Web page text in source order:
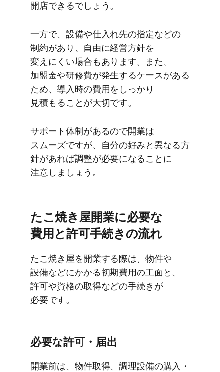
開店できるでしょう。
一方で、​設備や​仕入れ先の​指定などの​
制約が​あり、​自由に​経営方​針を​
変えにくい場合も​あります。​また、​
加盟金や​研修費が​発生する​ケースが​ある​
ため、​導入時の​費用を​しっかり​
見積もることが​大切です。
サポート体制が​あるので​開業は​
スムーズですが、​自分の​好みと​異なる​方​
針が​あれば​調整が​必要に​なることに​
注意しましょう。
た​こ焼き屋開業に​必要な​
費用と​許可手続きの​流れ
た​こ焼き屋を​開業する​際は、​物件や​
設備などに​かかる​初期費用の​工面と、​
許可や​資格の​取得などの​手続きが​
必要です。
必要な​許可・届出
開業前は、​物件取得、​調理設備の​購入・